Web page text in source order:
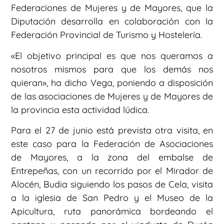
Federaciones de Mujeres y de Mayores, que la
Diputación desarrolla en colaboración con la
Federación Provincial de Turismo y Hostelería.
«El objetivo principal es que nos queramos a
nosotros mismos para que los demás nos
quieran», ha dicho Vega, poniendo a disposición
de las asociaciones de Mujeres y de Mayores de
la provincia esta actividad lúdica.
Para el 27 de junio está prevista otra visita, en
este caso para la Federación de Asociaciones
de Mayores, a la zona del embalse de
Entrepeñas, con un recorrido por el Mirador de
Alocén, Budia siguiendo los pasos de Cela, visita
a la iglesia de San Pedro y el Museo de la
Apicultura, ruta panorámica bordeando el